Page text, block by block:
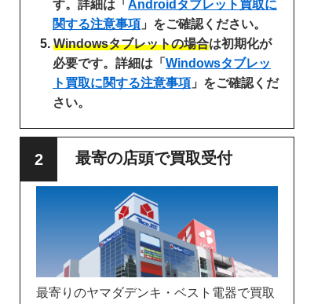
す。詳細は「 Androidタブレット買取に
関する注意事項 」をご確認ください。
Windowsタブレットの場合は初期化が
必要です。詳細は「 Windowsタブレッ
ト買取に関する注意事項 」をご確認くだ
さい。
最寄の店頭で買取受付
最寄りのヤマダデンキ・ベスト電器で買取